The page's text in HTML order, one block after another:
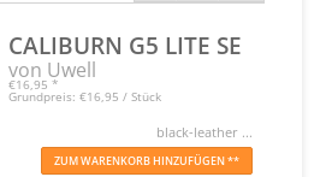
CALIBURN G5 LITE SE
von Uwell
€16,95 *
Grundpreis: €16,95 / Stück
black-leather ...
ZUM WARENKORB HINZUFÜGEN **